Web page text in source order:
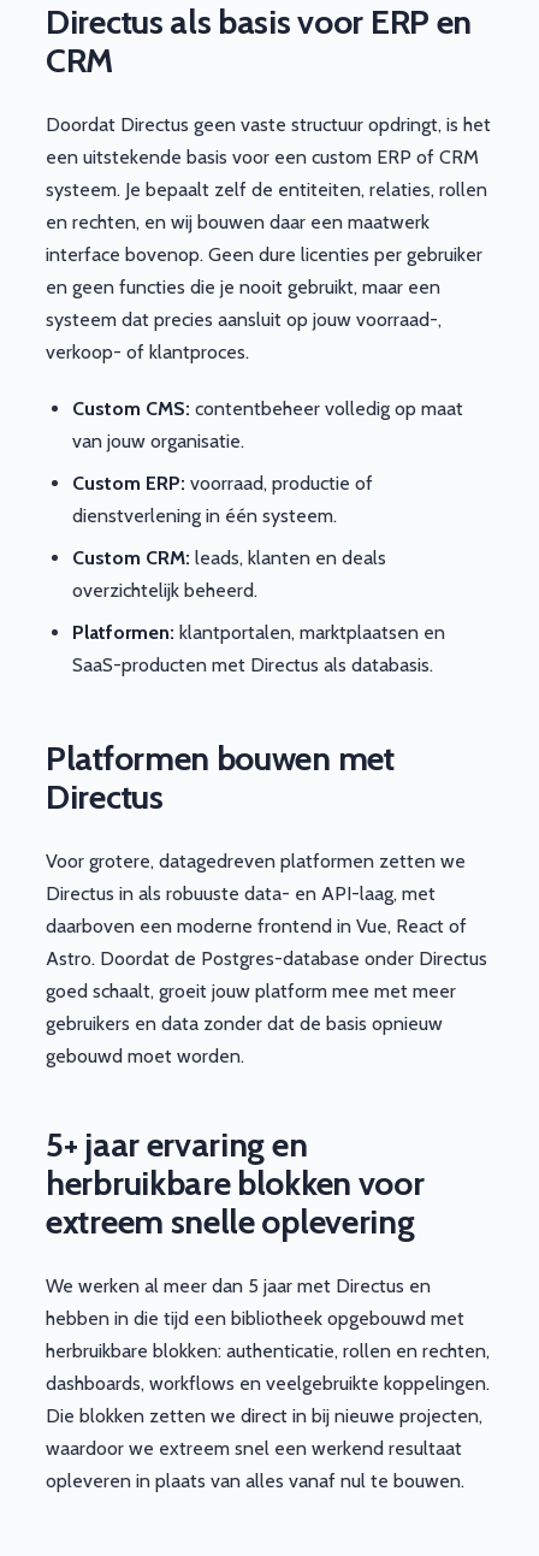
Directus als basis voor ERP en
CRM
Doordat Directus geen vaste structuur opdringt, is het
een uitstekende basis voor een custom ERP of CRM
systeem. Je bepaalt zelf de entiteiten, relaties, rollen
en rechten, en wij bouwen daar een maatwerk
interface bovenop. Geen dure licenties per gebruiker
en geen functies die je nooit gebruikt, maar een
systeem dat precies aansluit op jouw voorraad-,
verkoop- of klantproces.
Custom CMS: contentbeheer volledig op maat
van jouw organisatie.
Custom ERP: voorraad, productie of
dienstverlening in één systeem.
Custom CRM: leads, klanten en deals
overzichtelijk beheerd.
Platformen: klantportalen, marktplaatsen en
SaaS-producten met Directus als databasis.
Platformen bouwen met
Directus
Voor grotere, datagedreven platformen zetten we
Directus in als robuuste data- en API-laag, met
daarboven een moderne frontend in Vue, React of
Astro. Doordat de Postgres-database onder Directus
goed schaalt, groeit jouw platform mee met meer
gebruikers en data zonder dat de basis opnieuw
gebouwd moet worden.
5+ jaar ervaring en
herbruikbare blokken voor
extreem snelle oplevering
We werken al meer dan 5 jaar met Directus en
hebben in die tijd een bibliotheek opgebouwd met
herbruikbare blokken: authenticatie, rollen en rechten,
dashboards, workflows en veelgebruikte koppelingen.
Die blokken zetten we direct in bij nieuwe projecten,
waardoor we extreem snel een werkend resultaat
opleveren in plaats van alles vanaf nul te bouwen.